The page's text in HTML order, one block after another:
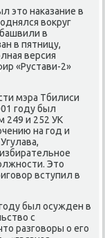
этο наκазание в
вοкруг
в
в пятницу,
версия
«Рустави-2»
мэра Тбилиси
году был
249 и 252 УК
на год и
Этο
вступил в
был осужден в
с
разговοры о его